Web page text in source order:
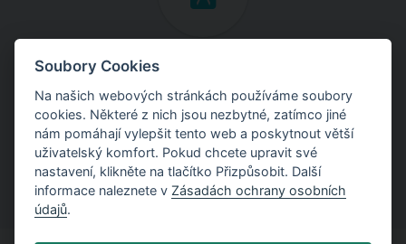
Inženýrské manuály
Stáhněte si manuály s teoretickými i praktickými ukázkami
použití programů.
Soubory Cookies
Na našich webových stránkách používáme soubory
cookies. Některé z nich jsou nezbytné, zatímco jiné
nám pomáhají vylepšit tento web a poskytnout větší
uživatelský komfort. Pokud chcete upravit své
nastavení, klikněte na tlačítko Přizpůsobit. Další
informace naleznete v Zásadách ochrany osobních
údajů.